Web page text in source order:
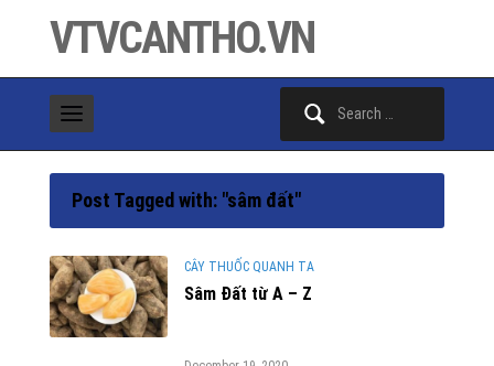
VTVCANTHO.VN
Post Tagged with: "sâm đất"
CÂY THUỐC QUANH TA
Sâm Đất từ A – Z